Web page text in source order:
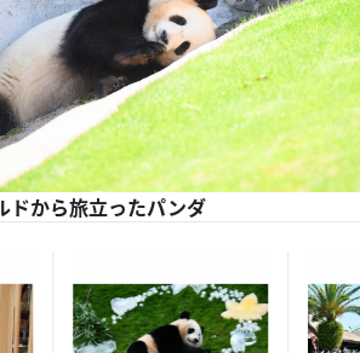
ドから旅立ったパンダ